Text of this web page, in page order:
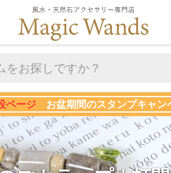
ページ お盆期間のスタンプキャン